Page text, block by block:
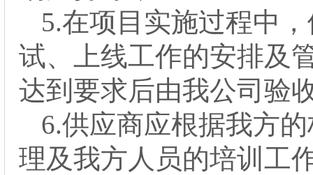
5.在项目实施过程中，
试、上线工作的安排及
达到要求后由我公司验
6.供应商应根据我方
理及我方人员的培训工